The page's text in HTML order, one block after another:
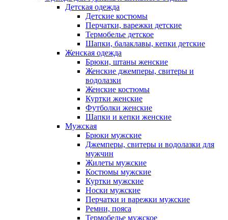
Детская одежда
Детские костюмы
Перчатки, варежки детские
Термобелье детское
Шапки, балаклавы, кепки детские
Женская одежда
Брюки, штаны женские
Женские джемперы, свитеры и
водолазки
Женские костюмы
Куртки женские
Футболки женские
Шапки и кепки женские
Мужская
Брюки мужские
Джемперы, свитеры и водолазки для
мужчин
Жилеты мужские
Костюмы мужские
Куртки мужские
Носки мужские
Перчатки и варежки мужские
Ремни, пояса
Термобелье мужское